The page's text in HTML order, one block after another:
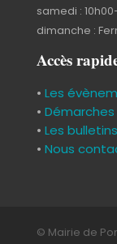
samedi :
dimanche :
Accès
• Les
•
• Les
• Nous
© Mairie de